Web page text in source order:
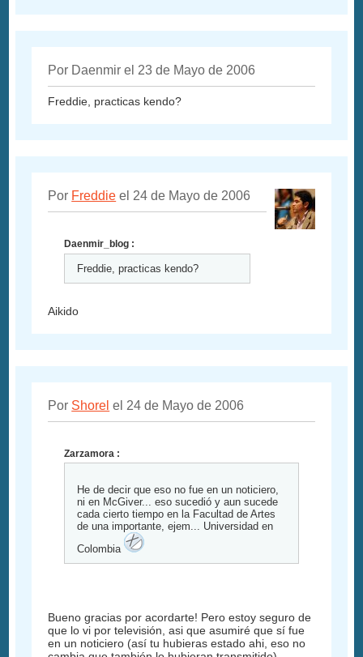
Por Daenmir el 23 de Mayo de 2006
Freddie, practicas kendo?
Por Freddie el 24 de Mayo de 2006
Daenmir_blog :
Freddie, practicas kendo?
Aikido
Por Shorel el 24 de Mayo de 2006
Zarzamora :
He de decir que eso no fue en un noticiero,
ni en McGiver... eso sucedió y aun sucede
cada cierto tiempo en la Facultad de Artes
de una importante, ejem... Universidad en
Colombia
Bueno gracias por acordarte! Pero estoy seguro de
que lo vi por televisión, asi que asumiré que sí fue
en un noticiero (así tu hubieras estado ahi, eso no